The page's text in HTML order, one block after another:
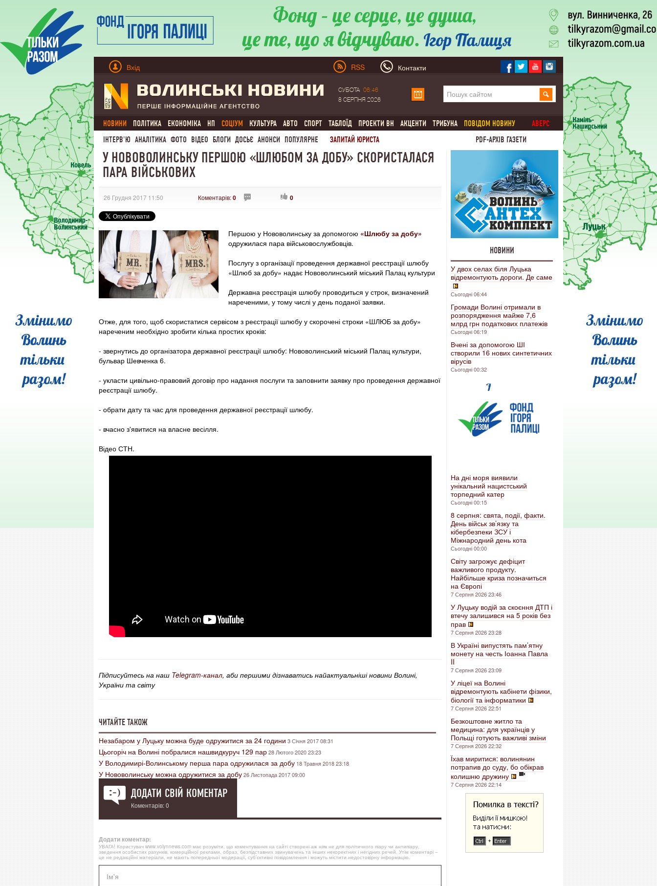
Вхід RSS Контакти
СУБОТА
06:46
8 СЕРПНЯ 2026
НОВИНИ ПОЛІТИКА ЕКОНОМІКА НП СОЦІУМ КУЛЬТУРА АВТО СПОРТ ТАБЛОЇД ПРОЕКТИ ВН АКЦЕНТИ ТРИБУНА ПОВІДОМ НОВИНУ
АВЕРС
ІНТЕРВ'Ю АНАЛІТИКА ФОТО ВІДЕО БЛОГИ ДОСЬЄ АНОНСИ ПОПУЛЯРНЕ ЗАПИТАЙ ЮРИСТА PDF-АРХІВ ГАЗЕТИ
У НОВОВОЛИНСЬКУ ПЕРШОЮ «ШЛЮБОМ ЗА ДОБУ» СКОРИСТАЛАСЯ
ПАРА ВІЙСЬКОВИХ
26 Грудня 2017 11:50 Коментарів:0 0
Першою у Нововолинську за допомогою «Шлюбу за добу»
одружилася пара військовослужбовців.
Послугу з організації проведення державної реєстрації шлюбу
«Шлюб за добу» надає Нововолинський міський Палац культури
Державна реєстрація шлюбу проводиться у строк, визначений
нареченими, у тому числі у день поданої заявки.
Отже, для того, щоб скористатися сервісом з реєстрації шлюбу у скорочені строки «ШЛЮБ за добу»
нареченим необхідно зробити кілька простих кроків:
- звернутись до організатора державної реєстрації шлюбу: Нововолинський міський Палац культури,
бульвар Шевченка 6.
- укласти цивільно-правовий договір про надання послуги та заповнити заявку про проведення державної
реєстрації шлюбу.
- обрати дату та час для проведення державної реєстрації шлюбу.
- вчасно з'явитися на власне весілля.
Відео СТН.
Підписуйтесь на наш Telegram-канал, аби першими дізнаватись найактуальніші новини Волині,
України та світу
ЧИТАЙТЕ ТАКОЖ
Незабаром у Луцьку можна буде одружитися за 24 години 3 Січня 2017 08:31
Цьогоріч на Волині побралися нашвидкуруч 129 пар28 Лютого 2020 23:23
У Володимирі-Волинському перша пара одружилася за добу 18 Травня 2018 23:18
У Нововолинську можна одружитися за добу26 Листопада 2017 09:00
ДОДАТИ СВІЙ КОМЕНТАР
Коментарів: 0
Додати коментар:
УВАГА! Користувач www.volynnews.com має розуміти, що коментування на сайті створені аж ніяк не для політичного піару чи антипіару,
зведення особистих рахунків, комерційної реклами, образ, безпідставних звинувачень та інших некоректних і негідних речей. Утім коментарі –
це не редакційні матеріали, не мають попередньої модерації, суб’єктивні повідомлення і можуть містити недостовірну інформацію.
НОВИНИ
У двох селах біля Луцька
відремонтують дороги. Де саме
Сьогодні 06:44
Громади Волині отримали в
розпорядження майже 7,6
млрд грн податкових платежів
Сьогодні 06:19
Вчені за допомогою ШІ
створили 16 нових синтетичних
вірусів
Сьогодні 00:32
На дні моря виявили
унікальний нацистський
торпедний катер
Сьогодні 00:15
8 серпня: свята, події, факти.
День військ зв’язку та
кібербезпеки ЗСУ і
Міжнародний день кота
Сьогодні 00:00
Світу загрожує дефіцит
важливого продукту.
Найбільше криза позначиться
на Європі
7 Серпня 2026 23:46
У Луцьку водій за скоєння ДТП і
втечу залишився на 5 років без
прав
7 Серпня 2026 23:28
В Україні випустять пам’ятну
монету на честь Іоанна Павла
II
7 Серпня 2026 23:09
У ліцеї на Волині
відремонтують кабінети фізики,
біології та інформатики
7 Серпня 2026 22:51
Безкоштовне житло та
медицина: для українців у
Польщі готують важливі зміни
7 Серпня 2026 22:32
Їхав миритися: волинянин
потрапив до суду, бо обікрав
колишню дружину
7 Серпня 2026 22:14